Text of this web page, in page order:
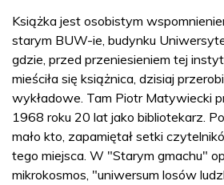
Książka jest osobistym
starym BUW-ie, budynku
gdzie, przed przeniesieniem tej
mieściła się książnica, dzisiaj
wykładowe. Tam Piotr Matywiecki
1968 roku 20 lat jako bibliotekarz.
mało kto, zapamiętał setki
tego miejsca. W "Starym gmachu"
mikrokosmos, "uniwersum losów